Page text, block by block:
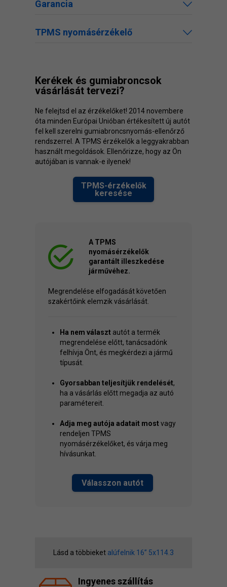
Garancia
TPMS nyomásérzékelő
Kerékek és gumiabroncsok
vásárlását tervezi?
Ne felejtsd el az érzékelőket! 2014 novembere
óta minden Európai Unióban értékesített új autót
fel kell szerelni gumiabroncsnyomás-ellenőrző
rendszerrel. A TPMS érzékelők a leggyakrabban
használt megoldások. Ellenőrizze, hogy az Ön
autójában is vannak-e ilyenek!
TPMS-érzékelők
keresése
A TPMS
nyomásérzékelők
garantált illeszkedése
járművéhez.
Megrendelése elfogadását követően
szakértőink elemzik vásárlását.
Ha nem választ autót a termék
megrendelése előtt, tanácsadónk
felhívja Önt, és megkérdezi a jármű
típusát.
Gyorsabban teljesítjük rendelését,
ha a vásárlás előtt megadja az autó
paramétereit.
Adja meg autója adatait most vagy
rendeljen TPMS
nyomásérzékelőket, és várja meg
hívásunkat.
Válasszon autót
Lásd a többieket alúfelnik 16” 5x114.3
Ingyenes szállítás